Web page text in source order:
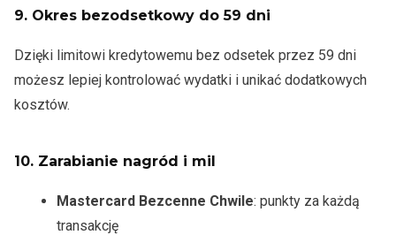
9. Okres bezodsetkowy do 59 dni
Dzięki limitowi kredytowemu bez odsetek przez 59 dni
możesz lepiej kontrolować wydatki i unikać dodatkowych
kosztów.
10. Zarabianie nagród i mil
Mastercard Bezcenne Chwile: punkty za każdą
transakcję